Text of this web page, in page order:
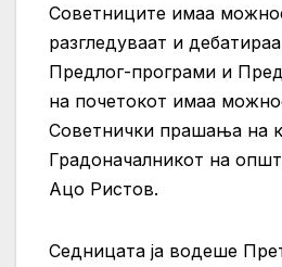
Советниците имаа
разгледуваат и
Предлог-програми и
на почетокот имаа
Советнички прашања на
Градоначалникот на
Ацо Ристов.
Седницата ја водеше